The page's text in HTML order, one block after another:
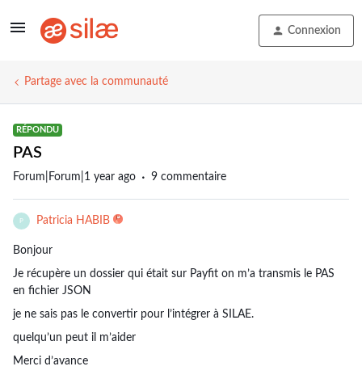
Connexion
Partage avec la communauté
RÉPONDU
PAS
Forum|Forum|1 year ago 9 commentaire
P Patricia HABIB
Bonjour
Je récupère un dossier qui était sur Payfit on m’a transmis le PAS
en fichier JSON
je ne sais pas le convertir pour l’intégrer à SILAE.
quelqu’un peut il m’aider
Merci d’avance